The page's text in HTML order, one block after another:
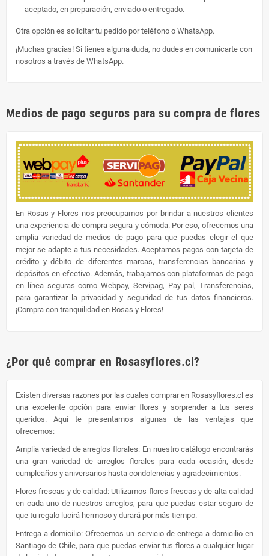
aceptado, en preparación, enviado o entregado.
Otra opción es solicitar tu pedido por teléfono o WhatsApp.
¡Muchas gracias! Si tienes alguna duda, no dudes en comunicarte con
nosotros a través de WhatsApp.
Medios de pago seguros para su compra de flores
En Rosas y Flores nos preocupamos por brindar a nuestros clientes
una experiencia de compra segura y cómoda. Por eso, ofrecemos una
amplia variedad de medios de pago para que puedas elegir el que
mejor se adapte a tus necesidades. Aceptamos pagos con tarjeta de
crédito y débito de diferentes marcas, transferencias bancarias y
depósitos en efectivo. Además, trabajamos con plataformas de pago
en línea seguras como Webpay, Servipag, Pay pal, Transferencias,
para garantizar la privacidad y seguridad de tus datos financieros.
¡Compra con tranquilidad en Rosas y Flores!
¿Por qué comprar en Rosasyflores.cl?
Existen diversas razones por las cuales comprar en Rosasyflores.cl es
una excelente opción para enviar flores y sorprender a tus seres
queridos. Aquí te presentamos algunas de las ventajas que
ofrecemos:
Amplia variedad de arreglos florales: En nuestro catálogo encontrarás
una gran variedad de arreglos florales para cada ocasión, desde
cumpleaños y aniversarios hasta condolencias y agradecimientos.
Flores frescas y de calidad: Utilizamos flores frescas y de alta calidad
en cada uno de nuestros arreglos, para que puedas estar seguro de
que tu regalo lucirá hermoso y durará por más tiempo.
Entrega a domicilio: Ofrecemos un servicio de entrega a domicilio en
Santiago de Chile, para que puedas enviar tus flores a cualquier lugar